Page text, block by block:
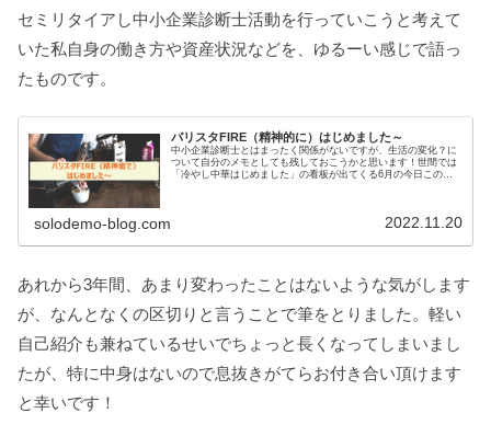
セミリタイアし中小企業診断士活動を行っていこうと考えて
いた私自身の働き方や資産状況などを、ゆるーい感じで語っ
たものです。
バリスタFIRE（精神的に）はじめました～
中小企業診断士とはまったく関係がないですが、生活の変化？に
ついて自分のメモとしても残しておこうかと思います！世間では
「冷やし中華はじめました」の看板が出てくる6月の今日この
solodemo-blog.com 2022.11.20
あれから3年間、あまり変わったことはないような気がします
が、なんとなくの区切りと言うことで筆をとりました。軽い
自己紹介も兼ねているせいでちょっと長くなってしまいまし
たが、特に中身はないので息抜きがてらお付き合い頂けます
と幸いです！